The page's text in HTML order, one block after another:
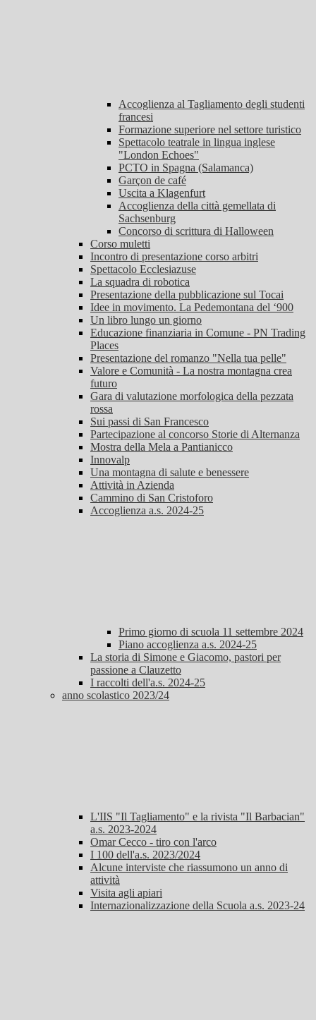
Accoglienza al Tagliamento degli studenti
francesi
Formazione superiore nel settore turistico
Spettacolo teatrale in lingua inglese
"London Echoes"
PCTO in Spagna (Salamanca)
Garçon de café
Uscita a Klagenfurt
Accoglienza della città gemellata di
Sachsenburg
Concorso di scrittura di Halloween
Corso muletti
Incontro di presentazione corso arbitri
Spettacolo Ecclesiazuse
La squadra di robotica
Presentazione della pubblicazione sul Tocai
Idee in movimento. La Pedemontana del ‘900
Un libro lungo un giorno
Educazione finanziaria in Comune - PN Trading
Places
Presentazione del romanzo "Nella tua pelle"
Valore e Comunità - La nostra montagna crea
futuro
Gara di valutazione morfologica della pezzata
rossa
Sui passi di San Francesco
Partecipazione al concorso Storie di Alternanza
Mostra della Mela a Pantianicco
Innovalp
Una montagna di salute e benessere
Attività in Azienda
Cammino di San Cristoforo
Accoglienza a.s. 2024-25
Primo giorno di scuola 11 settembre 2024
Piano accoglienza a.s. 2024-25
La storia di Simone e Giacomo, pastori per
passione a Clauzetto
I raccolti dell'a.s. 2024-25
anno scolastico 2023/24
L'IIS "Il Tagliamento" e la rivista "Il Barbacian"
a.s. 2023-2024
Omar Cecco - tiro con l'arco
I 100 dell'a.s. 2023/2024
Alcune interviste che riassumono un anno di
attività
Visita agli apiari
Internazionalizzazione della Scuola a.s. 2023-24